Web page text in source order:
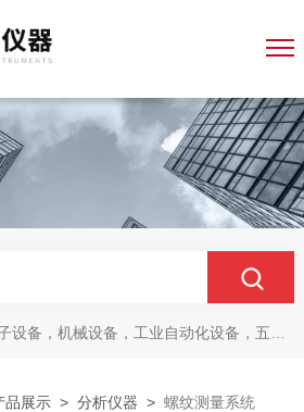
械设备，工业自动化设备，五金产品，电线电缆，金属材料，电子
品展示 >分析仪器 >螺纹测量系统